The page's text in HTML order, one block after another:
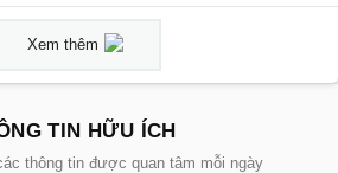
Xem thêm
TIN HỮU ÍCH
thông tin được quan tâm mỗi ngày